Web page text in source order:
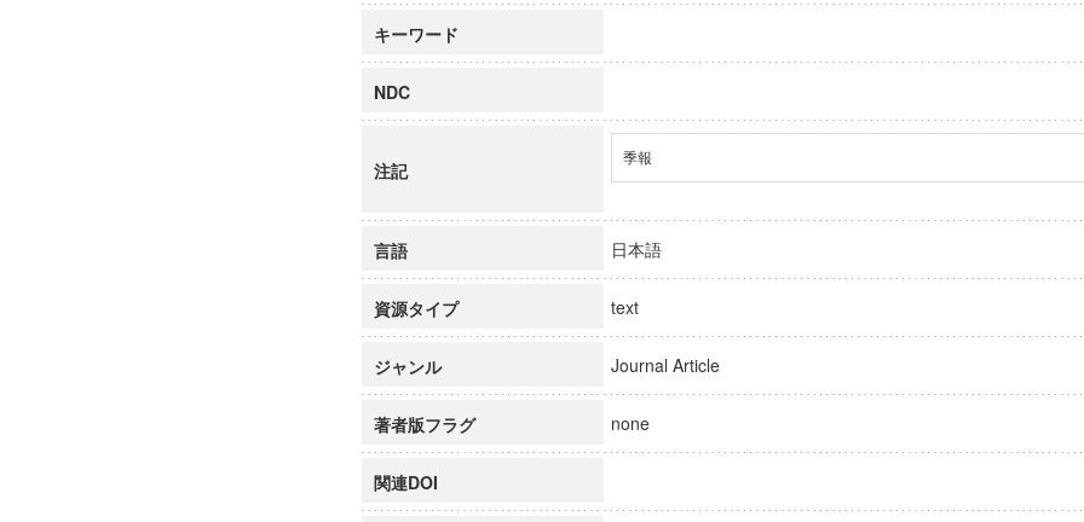
キーワード
NDC
注記
季報
言語 日本語
資源タイプ text
ジャンル Journal Article
著者版フラグ none
関連DOI